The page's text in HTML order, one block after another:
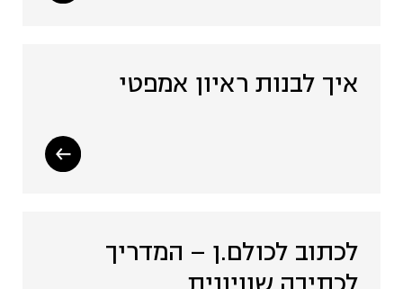
איך לבנות ראיון אמפטי
לכתוב לכולם.ן – המדריך